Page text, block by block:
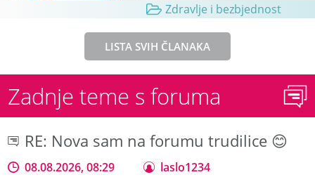
Zdravlje i bezbjednost
LISTA SVIH ČLANAKA
Zadnje teme s foruma
RE: Nova sam na forumu trudilice 😊
08.08.2026, 08:29 laslo1234